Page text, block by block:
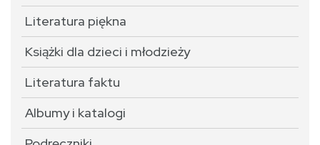
Literatura piękna
Książki dla dzieci i młodzieży
Literatura faktu
Albumy i katalogi